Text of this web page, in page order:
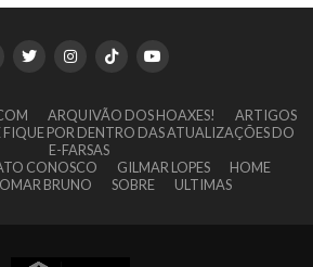
ARQUIVÃO DOS HOAXES!
ARTIGOS
FIQUE POR DENTRO DAS ATUALIZAÇÕES DO
E-FARSAS
CONOSCO
GILMAR LOPES
HOME
BRUNO SOBRE ULTIMAS